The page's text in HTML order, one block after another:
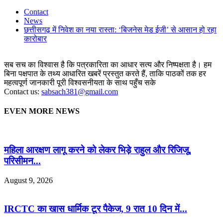
Contact
News
छत्तीसगढ़ में निवेश का नया रास्ता: ‘बिजनेस मेड ईजी’ से आसान हो रहा
कारोबार
सब सच का विश्वास है कि पत्रकारिता का आधार सत्य और निष्पक्षता है। हम
बिना पक्षपात के तथ्य आधारित खबरें प्रस्तुत करते हैं, ताकि पाठकों तक हर
महत्वपूर्ण जानकारी पूरी विश्वसनीयता के साथ पहुँच सके
Contact us: sabsach381@gmail.com
EVEN MORE NEWS
महिला आरक्षण लागू करने को लेकर भिड़े राहुल और रिजिजू,
परिसीमन...
August 9, 2026
IRCTC का खास धार्मिक टूर पैकेज, 9 रात 10 दिन में...